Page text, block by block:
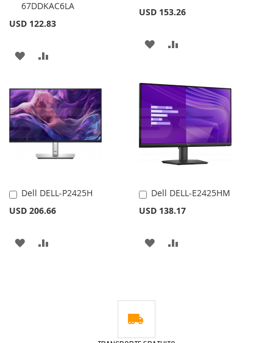
67DDKAC6LA
USD 122.83
al
carrito
AÑADIR
LA
LISTA
DE
DESEOS
COMPARAR
USD 153.26
al
carrito
AÑADIR
LA
LISTA
DE
DESEOS
COMPARAR
Dell DELL-P2425H
USD 206.66
Añadir
al
carrito
AÑADIR
Dell DELL-E2425HM
USD 138.17
Añadir
al
carrito
AÑADIR